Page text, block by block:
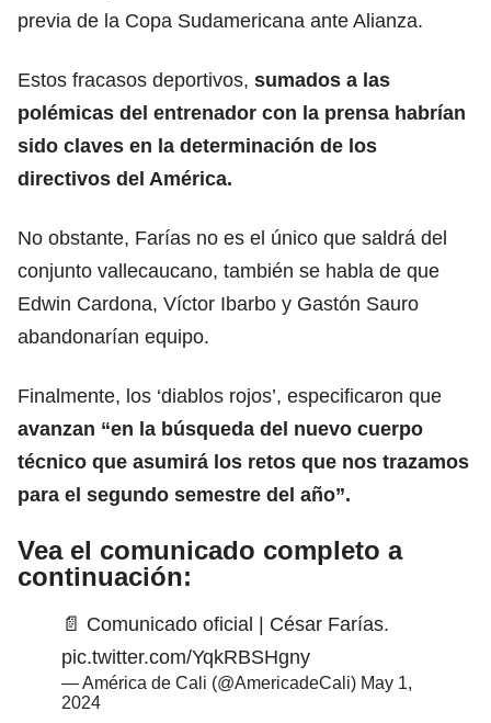
previa de la Copa Sudamericana ante Alianza.
Estos fracasos deportivos, sumados a las
polémicas del entrenador con la prensa habrían
sido claves en la determinación de los
directivos del América.
No obstante, Farías no es el único que saldrá del
conjunto vallecaucano, también se habla de que
Edwin Cardona, Víctor Ibarbo y Gastón Sauro
abandonarían equipo.
Finalmente, los ‘diablos rojos’, especificaron que
avanzan “en la búsqueda del nuevo cuerpo
técnico que asumirá los retos que nos trazamos
para el segundo semestre del año”.
Vea el comunicado completo a
continuación:
📄 Comunicado oficial | César Farías.
pic.twitter.com/YqkRBSHgny
— América de Cali (@AmericadeCali) May 1,
2024